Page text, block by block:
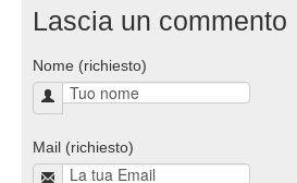
Lascia un commento
Nome (richiesto)
Mail (richiesto)